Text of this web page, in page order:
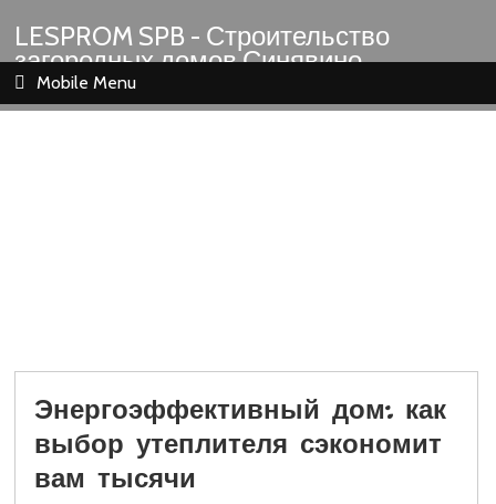
LESPROM SPB - Строительство
загородных домов Синявино
Шлиссельбург Кировск Назия
Mobile Menu
Энергоэффективный дом: как
выбор утеплителя сэкономит
вам тысячи